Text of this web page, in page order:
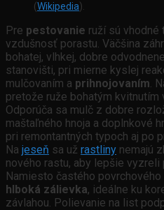
(Wikipedia).
Pre pestovanie ruží sú vhodné
vzdušnosť porastu. Väčšina
bohatej, vlhkej, dobre
stanovišti, pri mierne kyslej
mulčovaním a prihnojovaním.
pretože ruže bohatým kvitnutím
Odporúča sa mulč z dobre
maštaľného hnoja a doplnkové
pri remontantných typoch aj po
Na jeseň sa už rastliny nemajú
nového rastu, aby lepšie vyzreli
Namiesto častého
hlboká zálievka, ideálne ku
závlahou. Polievanie na list